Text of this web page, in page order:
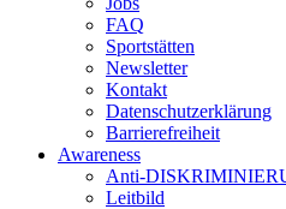
FAQ
Sportstätten
Newsletter
Kontakt
Datenschutzerklärung
Barrierefreiheit
Awareness
Anti-
Leitbild